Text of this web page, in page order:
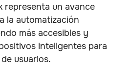
representa un avance
la automatización
más accesibles y
inteligentes para
usuarios.